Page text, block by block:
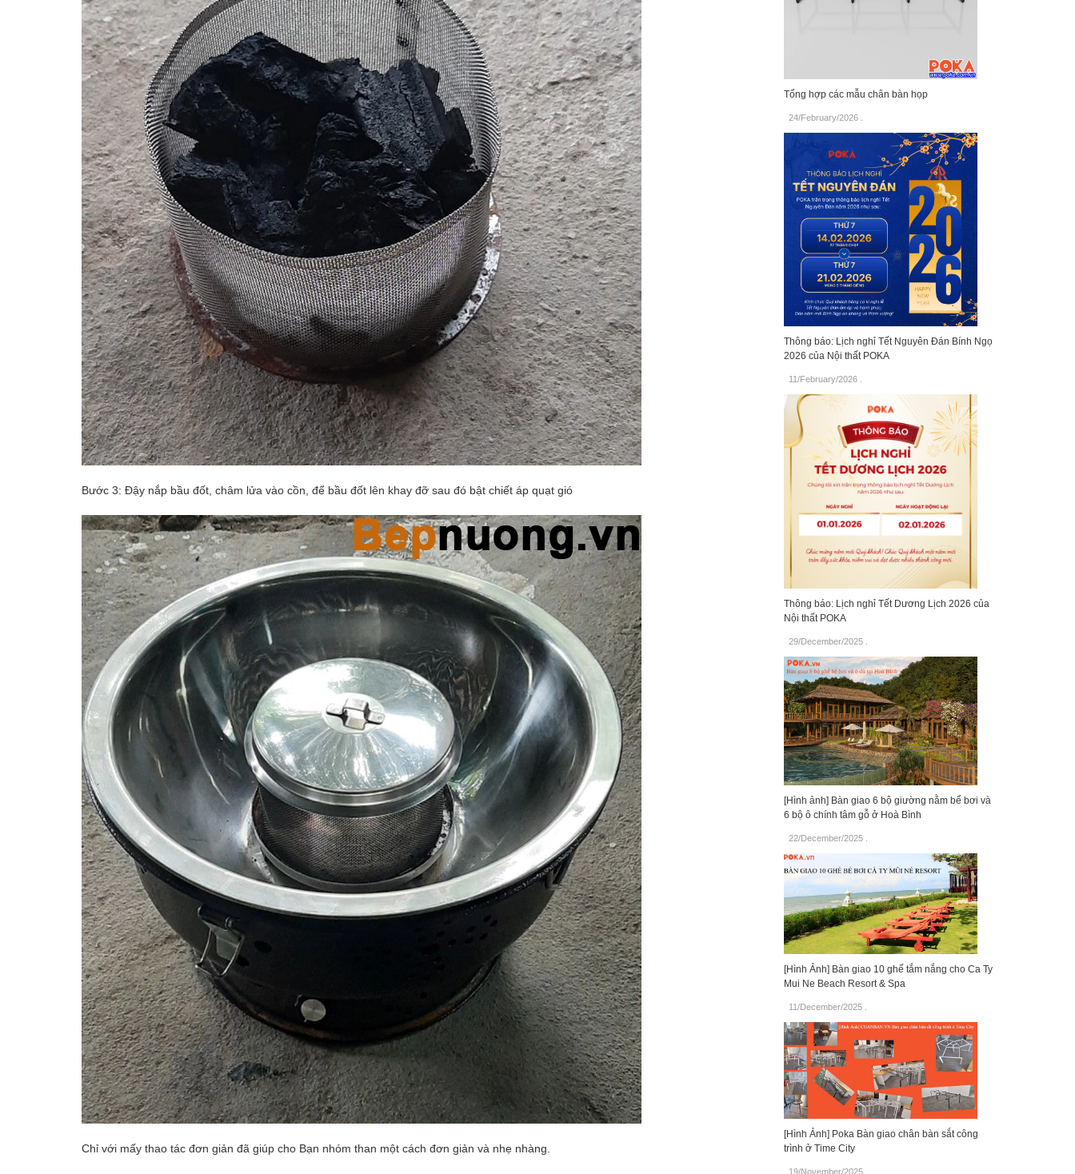
Bước 3: Đậy nắp bầu đốt, châm lửa vào cồn, để bầu đốt lên khay đỡ sau đó bật chiết áp quạt gió
Chỉ với mấy thao tác đơn giản đã giúp cho Bạn nhóm than một cách đơn giản và nhẹ nhàng.
Tổng hợp các mẫu chân bàn họp
24/February/2026.
Thông báo: Lịch nghỉ Tết Nguyên Đán Bính Ngọ
2026 của Nội thất POKA
11/February/2026.
Thông báo: Lịch nghỉ Tết Dương Lịch 2026 của
Nội thất POKA
29/December/2025.
[Hình ảnh] Bàn giao 6 bộ giường nằm bể bơi và
6 bộ ô chính tâm gỗ ở Hoà Bình
22/December/2025.
[Hình Ảnh] Bàn giao 10 ghế tắm nắng cho Ca Ty
Mui Ne Beach Resort & Spa
11/December/2025.
[Hình Ảnh] Poka Bàn giao chân bàn sắt công
trình ở Time City
19/November/2025.